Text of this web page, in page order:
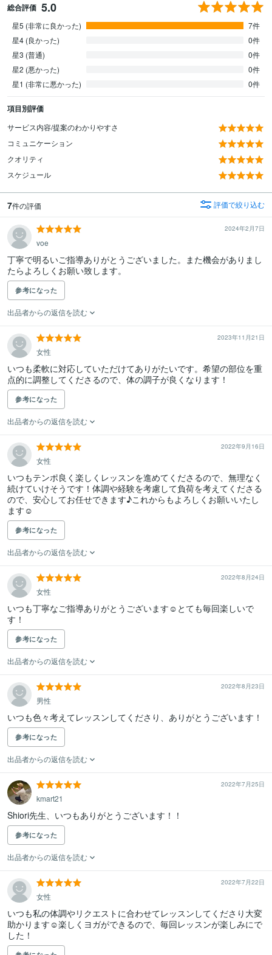
総合評価 5.0
星5 (非常に良かった)
7件
星4 (良かった)
0件
星3 (普通)
0件
星2 (悪かった)
0件
星1 (非常に悪かった)
0件
項目別評価
サービス内容/提案のわかりやすさ
コミュニケーション
クオリティ
スケジュール
7件の評価 評価で絞り込む
2024年2月7日
voe
丁寧で明るいご指導ありがとうございました。また機会がありまし
たらよろしくお願い致します。
参考になった
出品者からの返信を読む
2023年11月21日
女性
いつも柔軟に対応していただけてありがたいです。希望の部位を重
点的に調整してくださるので、体の調子が良くなります！
参考になった
出品者からの返信を読む
2022年9月16日
女性
いつもテンポ良く楽しくレッスンを進めてくださるので、無理なく
続けていけそうです！体調や経験を考慮して負荷を考えてくださる
ので、安心してお任せできます♪これからもよろしくお願いいたし
ます☺︎
参考になった
出品者からの返信を読む
2022年8月24日
女性
いつも丁寧なご指導ありがとうございます☺︎とても毎回楽しいで
す！
参考になった
出品者からの返信を読む
2022年8月23日
男性
いつも色々考えてレッスンしてくださり、ありがとうございます！
参考になった
出品者からの返信を読む
2022年7月25日
kmart21
Shiori先生、いつもありがとうございます！！
参考になった
出品者からの返信を読む
2022年7月22日
女性
いつも私の体調やリクエストに合わせてレッスンしてくださり大変
助かります☺︎楽しくヨガができるので、毎回レッスンが楽しみにで
した！